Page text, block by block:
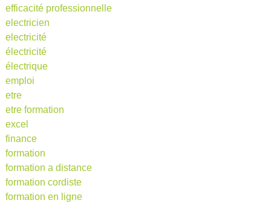
efficacité professionnelle
electricien
electricité
électricité
électrique
emploi
etre
etre formation
excel
finance
formation
formation a distance
formation cordiste
formation en ligne